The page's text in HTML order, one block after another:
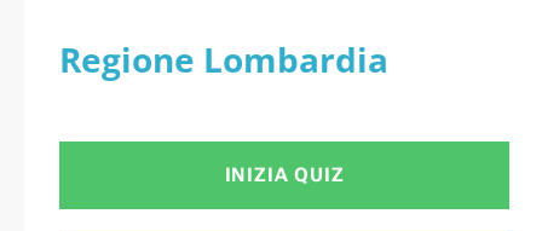
Regione Lombardia
INIZIA QUIZ